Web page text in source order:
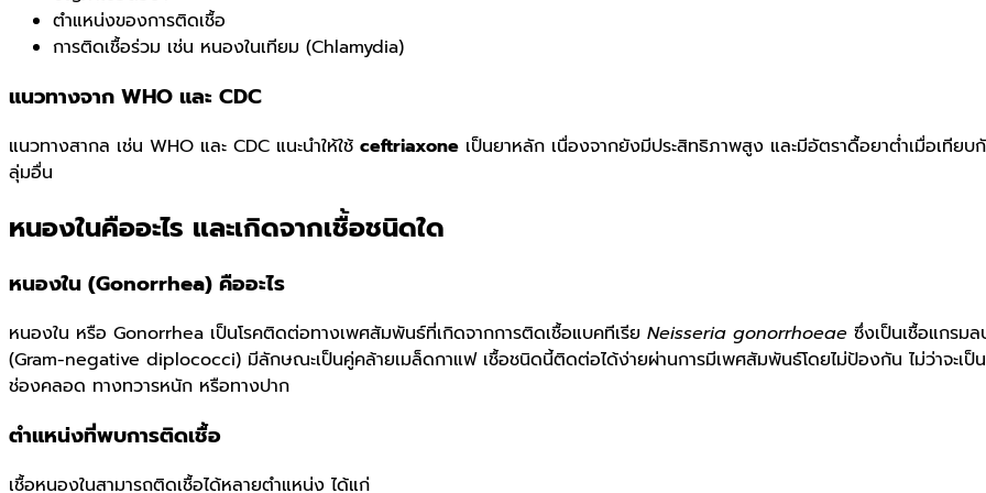
ตำแหน่งของการติดเชื้อ
การติดเชื้อร่วม เช่น หนองในเทียม (Chlamydia)
แนวทางจาก WHO และ CDC
แนวทางสากล เช่น WHO และ CDC แนะนำให้ใช้ ceftriaxone เป็นยาหลัก เนื่องจากยังมีประสิทธิภาพสูง และมีอัตราดื้อยาต่ำเมื่อเทียบ
ลุ่มอื่น
หนองในคืออะไร และเกิดจากเชื้อชนิดใด
หนองใน (Gonorrhea) คืออะไร
หนองใน หรือ Gonorrhea เป็นโรคติดต่อทางเพศสัมพันธ์ที่เกิดจากการติดเชื้อแบคทีเรีย Neisseria gonorrhoeae ซึ่งเป็นเชื้อแกรม
(Gram-negative diplococci) มีลักษณะเป็นคู่คล้ายเมล็ดกาแฟ เชื้อชนิดนี้ติดต่อได้ง่ายผ่านการมีเพศสัมพันธ์โดยไม่ป้องกัน ไม่ว่าจะเป็
ช่องคลอด ทางทวารหนัก หรือทางปาก
ตำแหน่งที่พบการติดเชื้อ
เชื้อหนองในสามารถติดเชื้อได้หลายตำแหน่ง ได้แก่